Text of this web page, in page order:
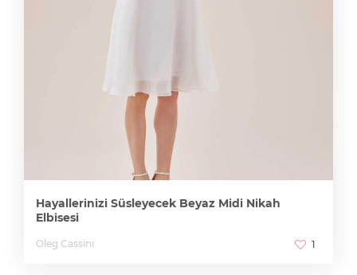
Hayallerinizi Süsleyecek Beyaz Midi Nikah
Elbisesi
Oleg Cassini 1